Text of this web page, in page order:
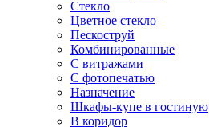
Стекло
Цветное стекло
Пескоструй
Комбинированные
С витражами
С фотопечатью
Назначение
Шкафы-купе в гостиную
В коридор